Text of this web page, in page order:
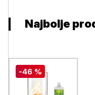
Najbolje
-46 %